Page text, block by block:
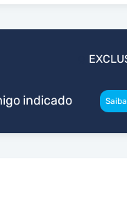
indicado